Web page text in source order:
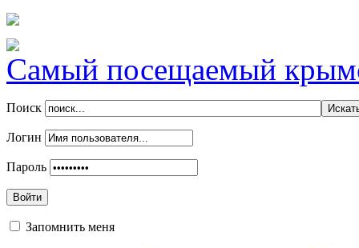
Самый посещаемый
Поиск
Логин
Пароль
Войти
Запомнить меня